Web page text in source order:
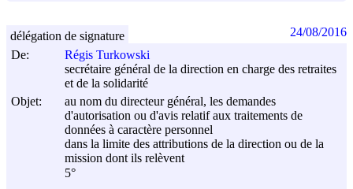
De:
Régis Turkowski
secrétaire général de la direction en charge des retraites
et de la solidarité
Objet:
au nom du directeur général, les demandes
d'autorisation ou d'avis relatif aux traitements de
données à caractère personnel
dans la limite des attributions de la direction ou de la
mission dont ils relèvent
5°
délégation de signature 24/08/2016